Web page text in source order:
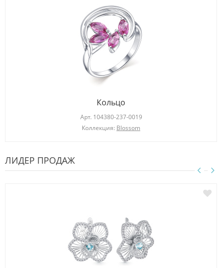
Кольцо
Арт. 104380-237-0019
Коллекция: Blossom
ЛИДЕР ПРОДАЖ